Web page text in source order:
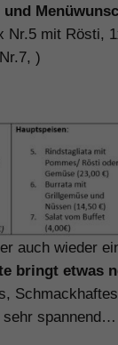
Nr.5 mit Rösti,
)
auch wieder
bringt etwas
spannend…